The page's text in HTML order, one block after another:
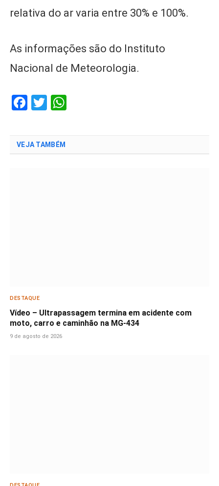
relativa do ar varia entre 30% e 100%.
As informações são do Instituto
Nacional de Meteorologia.
Facebook
Twitter
VEJA TAMBÉM
DESTAQUE
Vídeo – Ultrapassagem termina em acidente com
moto, carro e caminhão na MG-434
9 de agosto de 2026